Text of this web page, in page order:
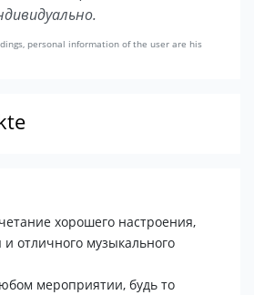
personal information of the user are his
хорошего настроения,
и отличного музыкального
мероприятии, будь то